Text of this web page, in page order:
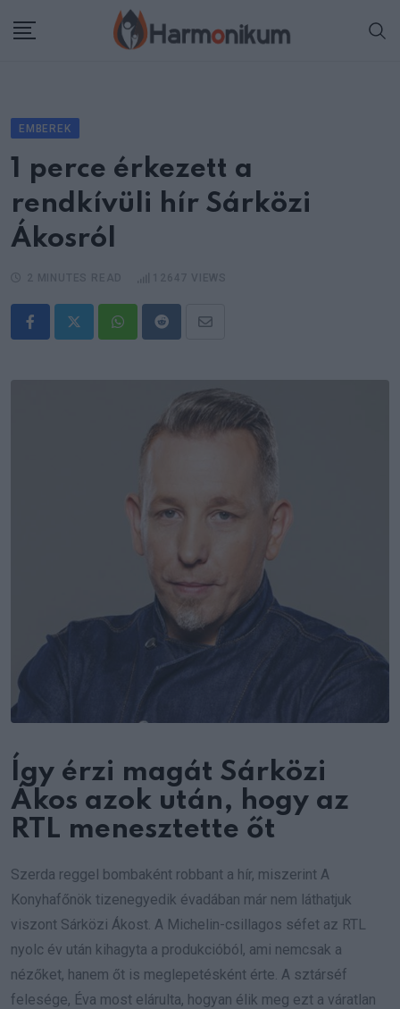
EMBEREK
1 perce érkezett a
rendkívüli hír Sárközi
Ákosról
WhatsappRedditShare
Email
Így érzi magát Sárközi
Ákos azok után, hogy az
RTL menesztette őt
Szerda reggel bombaként robbant a hír, miszerint A
Konyhafőnök tizenegyedik évadában már nem láthatjuk
viszont Sárközi Ákost. A Michelin-csillagos séfet az RTL
nyolc év után kihagyta a produkcióból, ami nemcsak a
nézőket, hanem őt is meglepetésként érte. A sztárséf
felesége, Éva most elárulta, hogyan élik meg ezt a váratlan